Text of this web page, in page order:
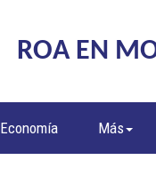
ROA EN
Economía Más